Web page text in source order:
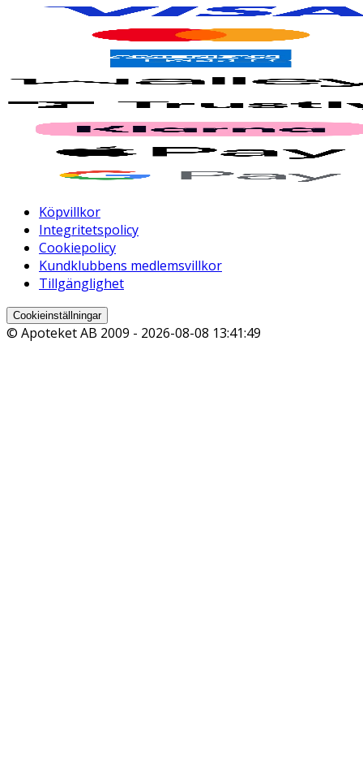
Köpvillkor
Integritetspolicy
Cookiepolicy
Kundklubbens medlemsvillkor
Tillgänglighet
Cookieinställningar
© Apoteket AB 2009 - 2026-08-08 13:41:49